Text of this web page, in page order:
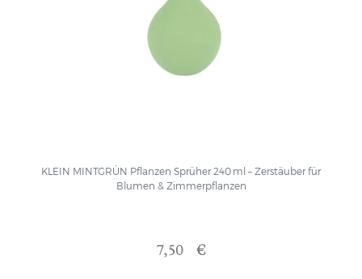
KLEIN MINTGRÜN Pflanzen Sprüher 240 ml – Zerstäuber für
Blumen & Zimmerpflanzen
7,50 €